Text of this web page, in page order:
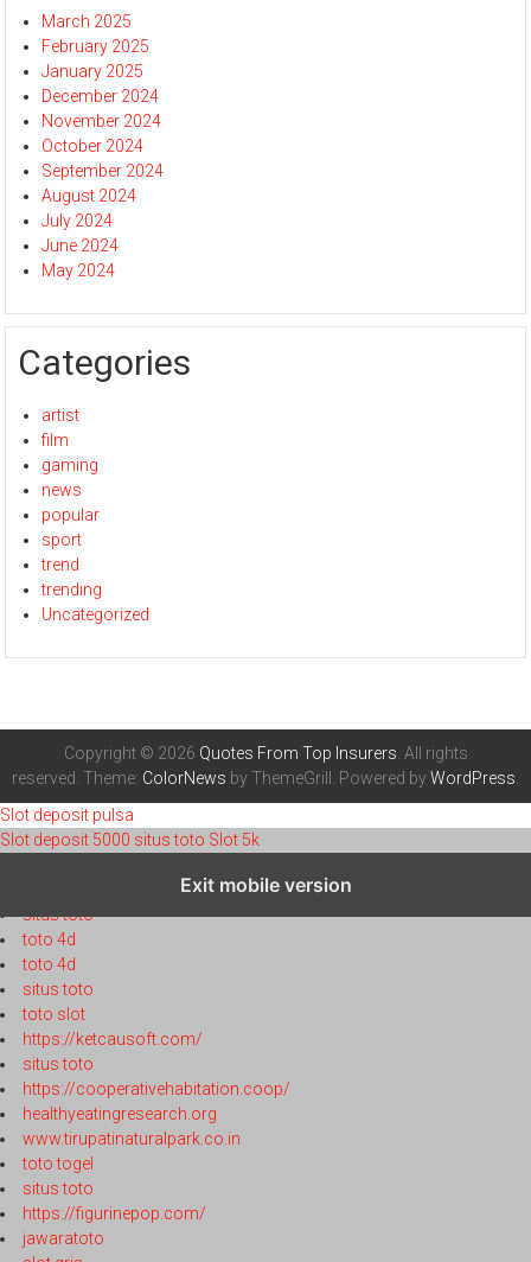
March 2025
February 2025
January 2025
December 2024
November 2024
October 2024
September 2024
August 2024
July 2024
June 2024
May 2024
Categories
artist
film
gaming
news
popular
sport
trend
trending
Uncategorized
Copyright © 2026 Quotes From Top Insurers . All rights
reserved. Theme: ColorNews by ThemeGrill. Powered byWordPress
Slot deposit pulsa
Slot deposit 5000 situs toto Slot 5k
Exit mobile version
situs toto
toto 4d
toto 4d
situs toto
toto slot
https://ketcausoft.com/
situs toto
https://cooperativehabitation.coop/
healthyeatingresearch.org
www.tirupatinaturalpark.co.in
toto togel
situs toto
https://figurinepop.com/
jawaratoto